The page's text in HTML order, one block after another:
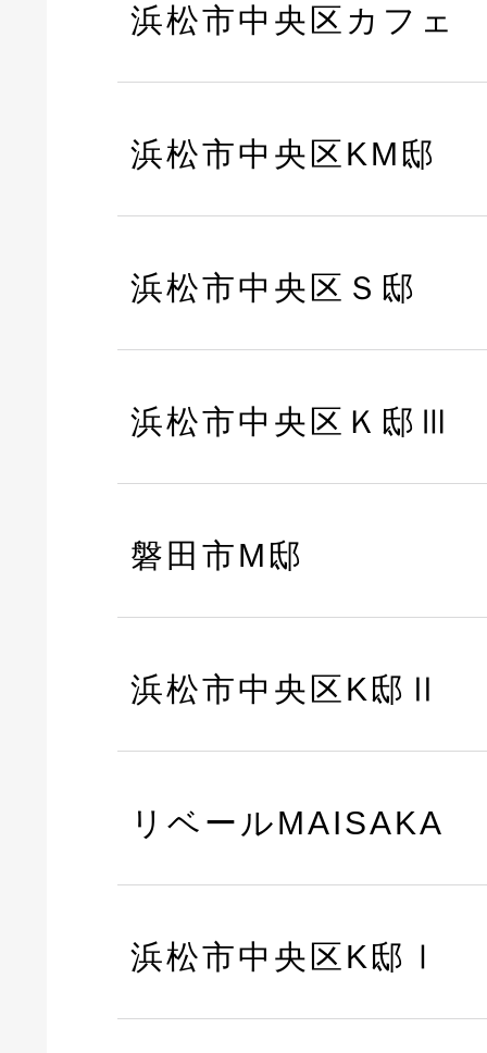
浜松市中央区カフェ
浜松市中央区KM邸
浜松市中央区Ｓ邸
浜松市中央区Ｋ邸Ⅲ
磐田市M邸
浜松市中央区K邸Ⅱ
リベールMAISAKA
浜松市中央区K邸Ⅰ